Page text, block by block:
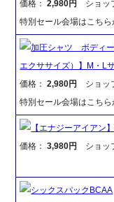
価格：2,980円
ショッ
特別セール会場はこちら
加圧シャツ ボディー
エクササイズ）】M・L
価格：2,980円
ショッ
特別セール会場はこちら
【エナジーアイアン
価格：3,980円 ショッ
シックスパックBCAA